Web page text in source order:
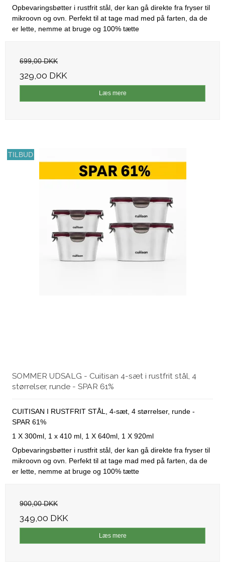
Opbevaringsbøtter i rustfrit stål, der kan gå direkte fra fryser til
mikroovn og ovn. Perfekt til at tage mad med på farten, da de
er lette, nemme at bruge og 100% tætte
699,00 DKK
329,00 DKK
Læs mere
TILBUD
SOMMER UDSALG - Cuitisan 4-sæt i rustfrit stål, 4
størrelser, runde - SPAR 61%
CUITISAN I RUSTFRIT STÅL, 4-sæt, 4 størrelser, runde -
SPAR 61%
1 X 300ml, 1 x 410 ml, 1 X 640ml, 1 X 920ml
Opbevaringsbøtter i rustfrit stål, der kan gå direkte fra fryser til
mikroovn og ovn. Perfekt til at tage mad med på farten, da de
er lette, nemme at bruge og 100% tætte
900,00 DKK
349,00 DKK
Læs mere